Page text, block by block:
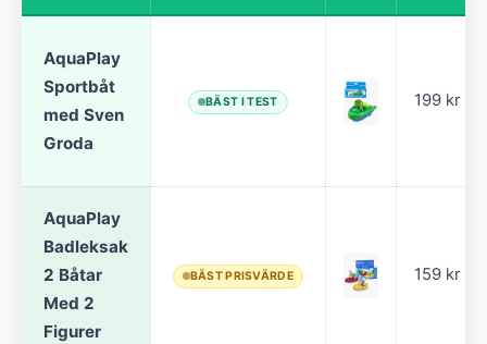
AquaPlay
Sportbåt
med Sven
Groda
BÄST I TEST 199 kr
AquaPlay
Badleksak
2 Båtar
Med 2
Figurer
BÄST PRISVÄRDE 159 kr